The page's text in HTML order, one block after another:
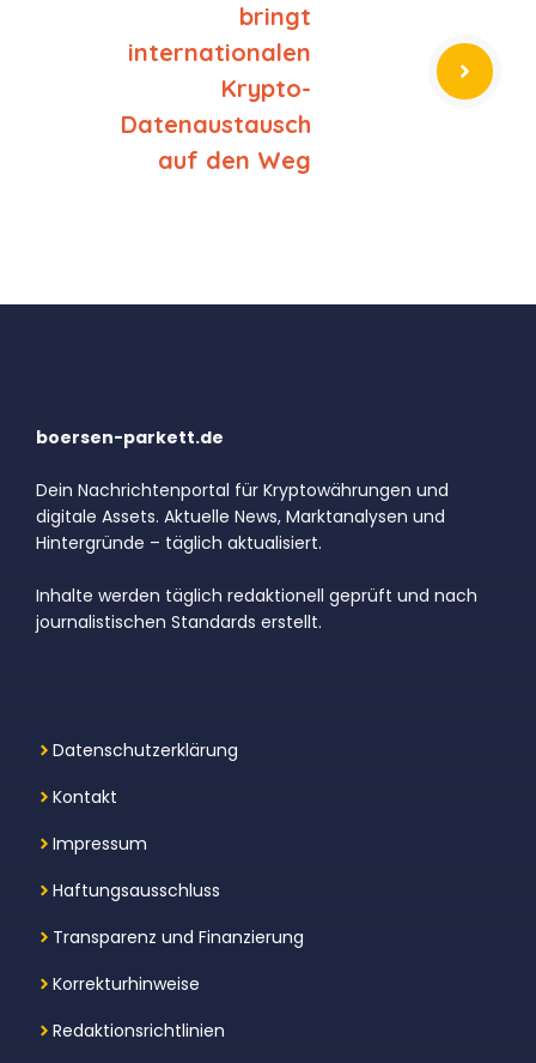
bringt
internationalen
Krypto-
Datenaustausch
auf den Weg
boersen-parkett.de
Dein Nachrichtenportal für Kryptowährungen und
digitale Assets. Aktuelle News, Marktanalysen und
Hintergründe – täglich aktualisiert.
Inhalte werden täglich redaktionell geprüft und nach
journalistischen Standards erstellt.
Datenschutzerklärung
Kontakt
Impressum
Haftungsausschluss
Transparenz und Finanzierung
Korrekturhinweise
Redaktionsrichtlinien